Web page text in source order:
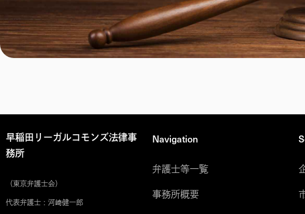
早稲田リーガルコモンズ法律事
務所
（東京弁護士会）
代表弁護士 : 河﨑健一郎
Navigation
弁護士等一覧
事務所概要